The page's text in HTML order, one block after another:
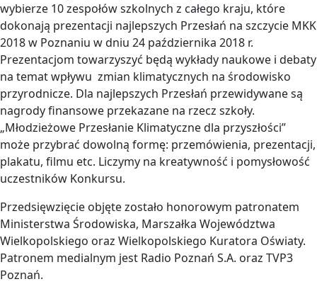
wybierze 10 zespołów szkolnych z całego kraju, które
dokonają prezentacji najlepszych Przesłań na szczycie MKK
2018 w Poznaniu w dniu 24 października 2018 r.
Prezentacjom towarzyszyć będą wykłady naukowe i debaty
na temat wpływu zmian klimatycznych na środowisko
przyrodnicze. Dla najlepszych Przesłań przewidywane są
nagrody finansowe przekazane na rzecz szkoły.
„Młodzieżowe Przesłanie Klimatyczne dla przyszłości”
może przybrać dowolną formę: przemówienia, prezentacji,
plakatu, filmu etc. Liczymy na kreatywność i pomysłowość
uczestników Konkursu.
Przedsięwzięcie objęte zostało honorowym patronatem
Ministerstwa Środowiska, Marszałka Województwa
Wielkopolskiego oraz Wielkopolskiego Kuratora Oświaty.
Patronem medialnym jest Radio Poznań S.A. oraz TVP3
Poznań.